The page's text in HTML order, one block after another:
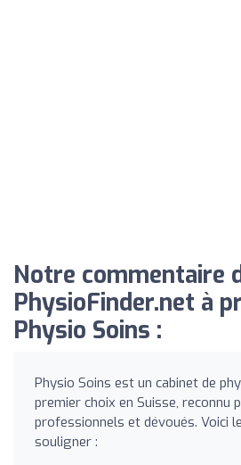
Notre commentaire
PhysioFinder.net à
Physio Soins :
Physio Soins est un cabinet de
premier choix en Suisse, reconnu
professionnels et dévoués. Voici
souligner :